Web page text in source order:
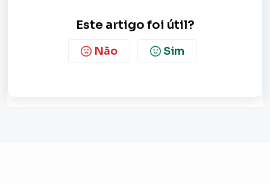
Este artigo foi útil?
Não Sim